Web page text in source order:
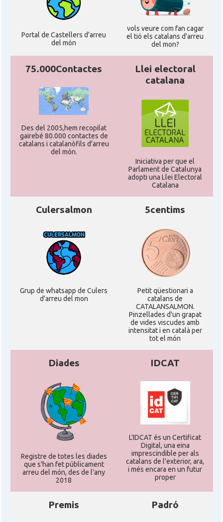
Portal de Castellers d'arreu
del món
vols veure com fan cagar
el tió els catalans d'arreu
del mon?
75.000Contactes
Des del 2005,hem recopilat
gairebé 80.000 contactes de
catalans i catalanòfils d'arreu
del món.
Llei electoral
catalana
Iniciativa per que el
Parlament de Catalunya
adopti una Llei Electoral
Catalana
Culersalmon
Grup de whatsapp de Culers
d'arreu del mon
5centims
Petit qüestionari a
catalans de
CATALANSALMON.
Pinzellades d'un grapat
de vides viscudes amb
intensitat i en català per
tot el món
Diades
Registre de totes les diades
que s'han fet públicament
arreu del món, des de l'any
2018
IDCAT
L'IDCAT és un Certificat
Digital, una eina
imprescindible per als
catalans de l'exterior, ara,
i més encara en un futur
proper
Premis Padró